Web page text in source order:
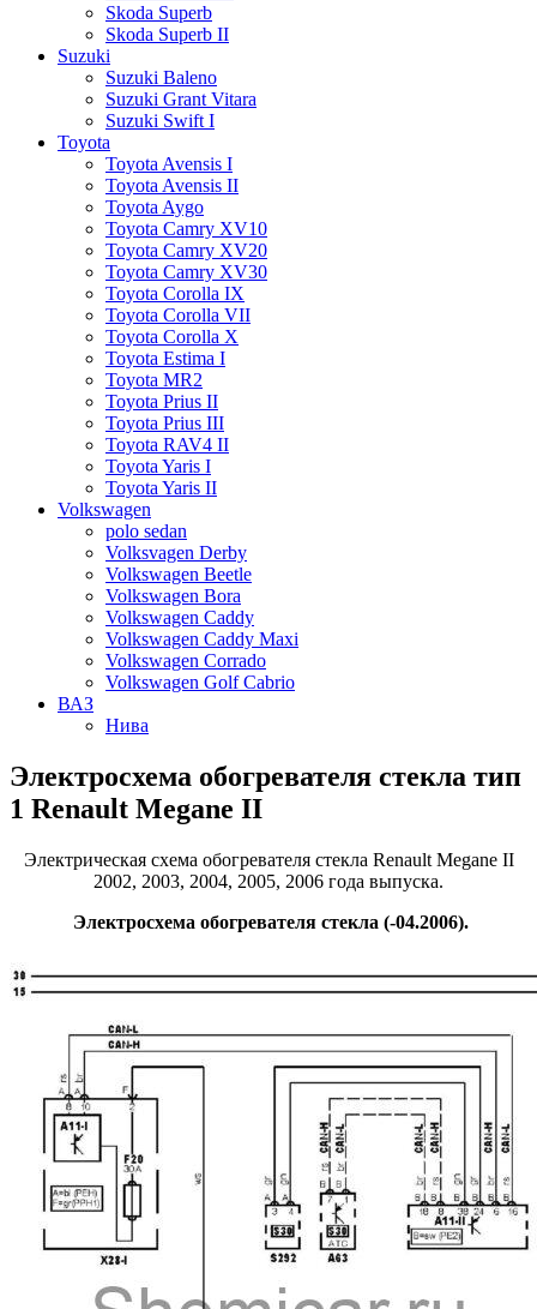
Skoda Superb
Skoda Superb II
Suzuki
Suzuki Baleno
Suzuki Grant Vitara
Suzuki Swift I
Toyota
Toyota Avensis I
Toyota Avensis II
Toyota Aygo
Toyota Camry XV10
Toyota Camry XV20
Toyota Camry XV30
Toyota Corolla IX
Toyota Corolla VII
Toyota Corolla X
Toyota Estima I
Toyota MR2
Toyota Prius II
Toyota Prius III
Toyota RAV4 II
Toyota Yaris I
Toyota Yaris II
Volkswagen
polo sedan
Volksvagen Derby
Volkswagen Beetle
Volkswagen Bora
Volkswagen Caddy
Volkswagen Caddy Maxi
Volkswagen Corrado
Volkswagen Golf Cabrio
ВАЗ
Нива
Электросхема обогревателя стекла тип
1 Renault Megane II
Электрическая схема обогревателя стекла Renault Megane II
2002, 2003, 2004, 2005, 2006 года выпуска.
Электросхема обогревателя стекла (-04.2006).